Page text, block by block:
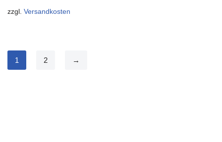
zzgl. Versandkosten
1 2 →